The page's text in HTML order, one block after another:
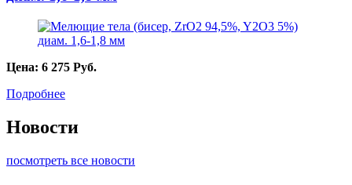
Цена: 6 275 Руб.
Подробнее
Новости
посмотреть все новости